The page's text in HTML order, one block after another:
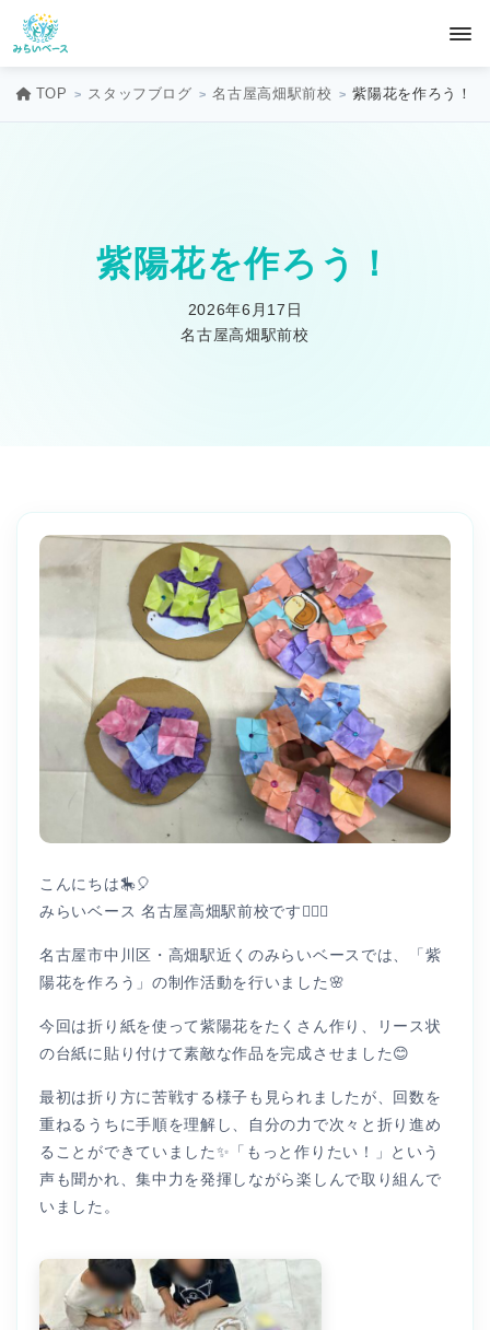
TOP スタッフブログ 名古屋高畑駅前校 紫陽花を作ろう！
紫陽花を作ろう！
2026年6月17日
名古屋高畑駅前校
こんにちは🎠🎈
みらいベース 名古屋高畑駅前校です👩🏻‍⚕️
名古屋市中川区・高畑駅近くのみらいベースでは、「紫
陽花を作ろう」の制作活動を行いました🌸
今回は折り紙を使って紫陽花をたくさん作り、リース状
の台紙に貼り付けて素敵な作品を完成させました😊
最初は折り方に苦戦する様子も見られましたが、回数を
重ねるうちに手順を理解し、自分の力で次々と折り進め
ることができていました✨「もっと作りたい！」という
声も聞かれ、集中力を発揮しながら楽しんで取り組んで
いました。